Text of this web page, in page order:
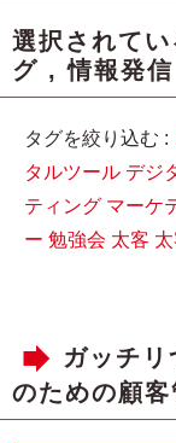
選択されて
グ ,情報発信
タグを絞り込む :
タルツール デジ
ティング マーケ
ー 勉強会 太客
ガッチ
のための顧客